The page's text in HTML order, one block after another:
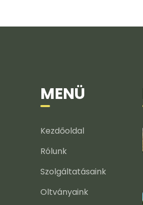
MENÜ
Kezdőoldal
Rólunk
Szolgáltatásaink
Oltványaink